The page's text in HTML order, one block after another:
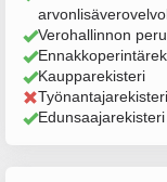
Verohallinnon
Kaupparekisteri
Työnantajarekisteri
Edunsaajarekisteri